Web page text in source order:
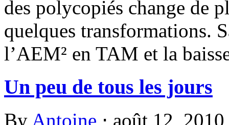
des polycopiés change de
quelques transformations.
l’AEM² en TAM et la
Un peu de tous les jours
By Antoine ⋅ août 12, 2010